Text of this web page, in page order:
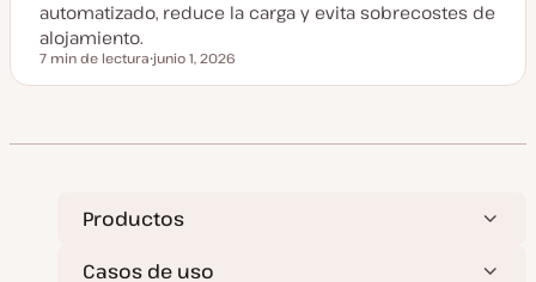
i
a
d
automatizado, reduce la carga y evita sobrecostes de
alojamiento.
Tiempo de lectura
7 min de lectura
e
a
l
a
junio 1, 2026
Productos
Casos de uso